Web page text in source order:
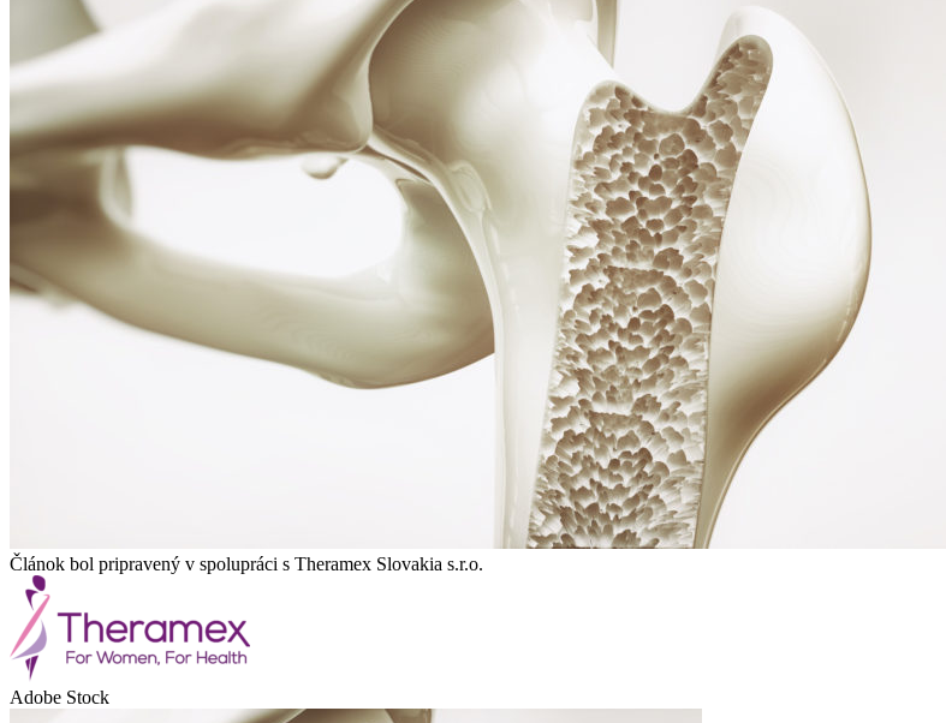
Článok bol pripravený v spolupráci s Theramex Slovakia s.r.o.
Adobe Stock